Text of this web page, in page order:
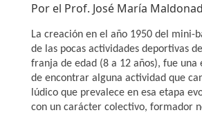
Por el Prof. José María
La creación en el año 1950 del mini-
de las pocas actividades deportivas
franja de edad (8 a 12 años), fue una
de encontrar alguna actividad que
lúdico que prevalece en esa etapa
con un carácter colectivo, formador